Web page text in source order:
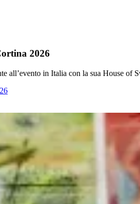
2026
all’evento in Italia con la sua House